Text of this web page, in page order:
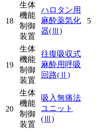
18
生体
機能
制御
装置
ハロタン用
麻酔薬気化
器(Ⅲ)
5
19
生体
機能
制御
装置
往復吸収式
麻酔用呼吸
回路(Ⅱ)
20
生体
機能
制御
装置
吸入無痛法
ユニット
(Ⅲ)